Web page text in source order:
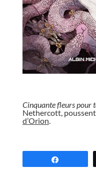
Cinquante fleurs pour
Nethercott,
d’Orion.